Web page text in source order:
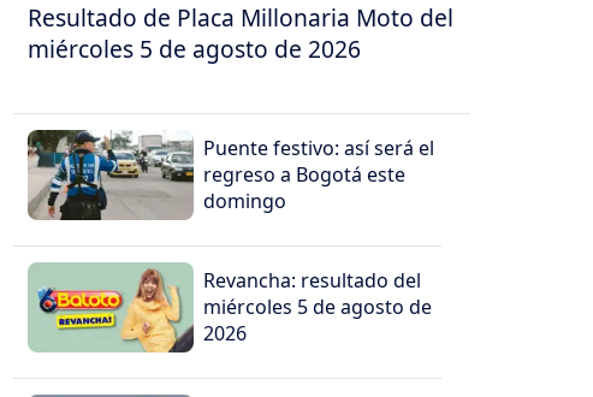
Resultado de Placa Millonaria Moto del
miércoles 5 de agosto de 2026
Puente festivo: así será el
regreso a Bogotá este
domingo
Revancha: resultado del
miércoles 5 de agosto de
2026